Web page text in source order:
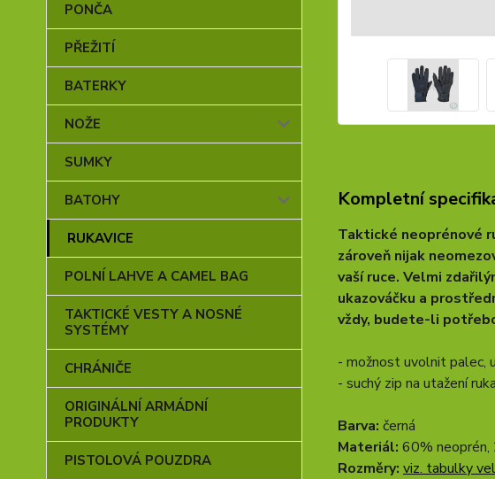
PONČA
PŘEŽITÍ
BATERKY
NOŽE
SUMKY
BATOHY
RUKAVICE
POLNÍ LAHVE A CAMEL BAG
TAKTICKÉ VESTY A NOSNÉ
SYSTÉMY
CHRÁNIČE
ORIGINÁLNÍ ARMÁDNÍ
PRODUKTY
PISTOLOVÁ POUZDRA
Kompletní
Taktické neoprénové
zároveň nijak
vaší ruce. Velmi
ukazováčku a
vždy, budete-li
- možnost uvolnit palec,
- suchý zip na utažení
Barva: černá
Materiál: 60%
Rozměry: viz. tabulky